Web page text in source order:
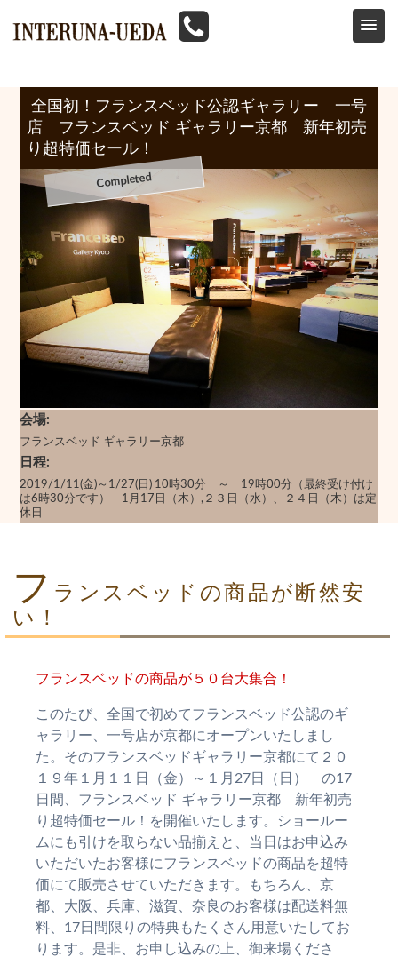
HOME >イベント情報 >フランスベッド
全国初！フランスベッド公認ギャラリー 一号店 フランスベッド ギャラリー京都 新年初売り超特価セール！
全国初！フランスベッド公認ギャラリー 一号
店 フランスベッド ギャラリー京都 新年初売
り超特価セール！
会場
フランスベッド ギャラリー京都
日程
2019/1/11(金)～1/27(日) 10時30分 ～ 19時00分（最終受け付け
は6時30分です） 1月17日（木）,２３日（水）、２４日（木）は定
休日
フ ランスベッドの商品が断然安
い！
フランスベッドの商品が５０台大集合！
このたび、全国で初めてフランスベッド公認のギ
ャラリー、一号店が京都にオープンいたしまし
た。そのフランスベッドギャラリー京都にて２０
１９年１月１１日（金）～１月27日（日） の17
日間、フランスベッド ギャラリー京都 新年初売
り超特価セール！を開催いたします。ショールー
ムにも引けを取らない品揃えと、当日はお申込み
いただいたお客様にフランスベッドの商品を超特
価にて販売させていただきます。もちろん、京
都、大阪、兵庫、滋賀、奈良のお客様は配送料無
料、17日間限りの特典もたくさん用意いたしてお
ります。是非、お申し込みの上、御来場くださ